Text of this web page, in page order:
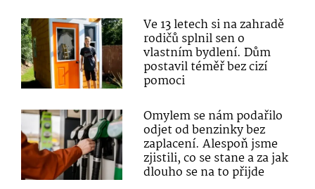
Ve 13 letech si na zahradě
rodičů splnil sen o
vlastním bydlení. Dům
postavil téměř bez cizí
pomoci
Omylem se nám podařilo
odjet od benzinky bez
zaplacení. Alespoň jsme
zjistili, co se stane a za jak
dlouho se na to přijde